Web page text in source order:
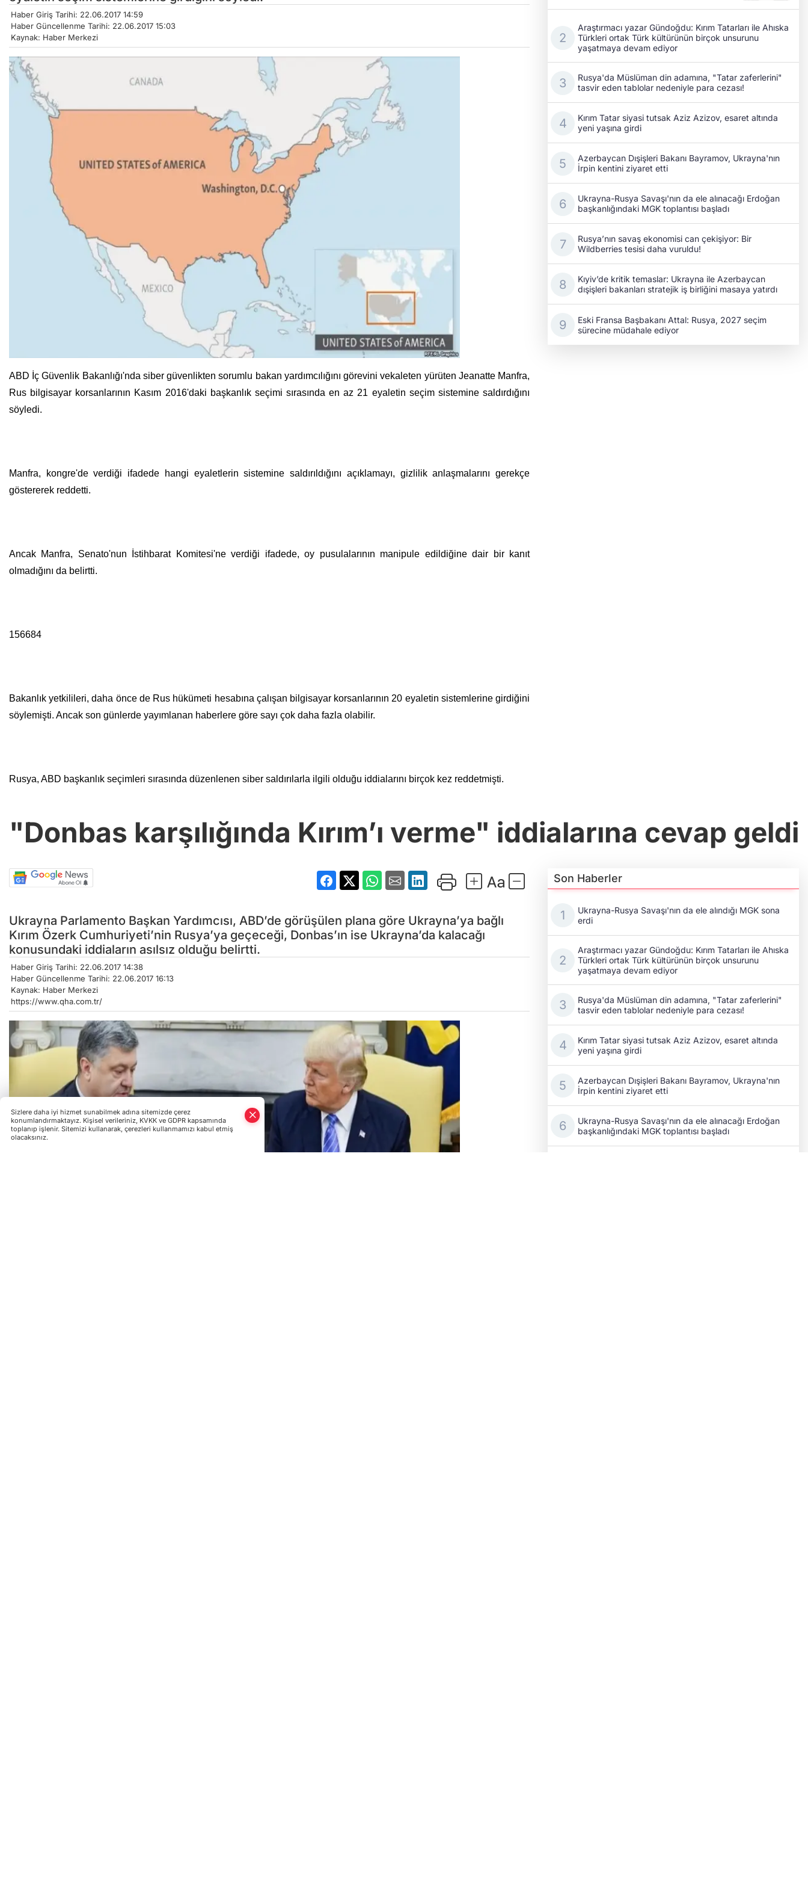
Haber Giriş Tarihi: 22.06.2017 14:59
Haber Güncellenme Tarihi: 22.06.2017 15:03
Kaynak: Haber Merkezi
ABD İç Güvenlik Bakanlığı'nda siber güvenlikten sorumlu bakan yardımcılığını görevini vekaleten yürüten Jeanatte Manfra,
Rus bilgisayar korsanlarının Kasım 2016'daki başkanlık seçimi sırasında en az 21 eyaletin seçim sistemine saldırdığını
söyledi.
Manfra, kongre'de verdiği ifadede hangi eyaletlerin sistemine saldırıldığını açıklamayı, gizlilik anlaşmalarını gerekçe
göstererek reddetti.
Ancak Manfra, Senato'nun İstihbarat Komitesi'ne verdiği ifadede, oy pusulalarının manipule edildiğine dair bir kanıt
olmadığını da belirtti.
156684
Bakanlık yetkilileri, daha önce de Rus hükümeti hesabına çalışan bilgisayar korsanlarının 20 eyaletin sistemlerine girdiğini
söylemişti. Ancak son günlerde yayımlanan haberlere göre sayı çok daha fazla olabilir.
Rusya, ABD başkanlık seçimleri sırasında düzenlenen siber saldırılarla ilgili olduğu iddialarını birçok kez reddetmişti.
Araştırmacı yazar Gündoğdu: Kırım Tatarları ile Ahıska
Türkleri ortak Türk kültürünün birçok unsurunu
yaşatmaya devam ediyor
Rusya'da Müslüman din adamına, "Tatar zaferlerini"
tasvir eden tablolar nedeniyle para cezası!
Kırım Tatar siyasi tutsak Aziz Azizov, esaret altında
yeni yaşına girdi
Azerbaycan Dışişleri Bakanı Bayramov, Ukrayna'nın
İrpin kentini ziyaret etti
Ukrayna-Rusya Savaşı'nın da ele alınacağı Erdoğan
başkanlığındaki MGK toplantısı başladı
Rusya’nın savaş ekonomisi can çekişiyor: Bir
Wildberries tesisi daha vuruldu!
Kıyiv’de kritik temaslar: Ukrayna ile Azerbaycan
dışişleri bakanları stratejik iş birliğini masaya yatırdı
Eski Fransa Başbakanı Attal: Rusya, 2027 seçim
sürecine müdahale ediyor
"Donbas karşılığında Kırım’ı verme" iddialarına cevap geldi
Ukrayna Parlamento Başkan Yardımcısı, ABD’de görüşülen plana göre Ukrayna’ya bağlı
Kırım Özerk Cumhuriyeti’nin Rusya’ya geçeceği, Donbas’ın ise Ukrayna’da kalacağı
konusundaki iddiaların asılsız olduğu belirtti.
Haber Giriş Tarihi: 22.06.2017 14:38
Haber Güncellenme Tarihi: 22.06.2017 16:13
Kaynak: Haber Merkezi
https://www.qha.com.tr/
Son Haberler
Ukrayna-Rusya Savaşı'nın da ele alındığı MGK sona
erdi
Araştırmacı yazar Gündoğdu: Kırım Tatarları ile Ahıska
Türkleri ortak Türk kültürünün birçok unsurunu
yaşatmaya devam ediyor
Rusya'da Müslüman din adamına, "Tatar zaferlerini"
tasvir eden tablolar nedeniyle para cezası!
Kırım Tatar siyasi tutsak Aziz Azizov, esaret altında
yeni yaşına girdi
Azerbaycan Dışişleri Bakanı Bayramov, Ukrayna'nın
İrpin kentini ziyaret etti
Ukrayna-Rusya Savaşı'nın da ele alınacağı Erdoğan
başkanlığındaki MGK toplantısı başladı
Sizlere daha iyi hizmet sunabilmek adına sitemizde çerez
konumlandırmaktayız. Kişisel verileriniz, KVKK ve GDPR kapsamında
toplanıp işlenir. Sitemizi kullanarak, çerezleri kullanmamızı kabul etmiş
olacaksınız.